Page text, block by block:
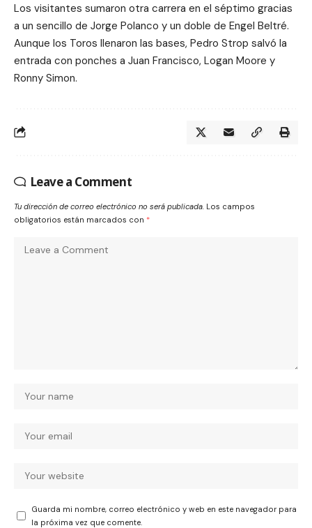
Los visitantes sumaron otra carrera en el séptimo gracias
a un sencillo de Jorge Polanco y un doble de Engel Beltré.
Aunque los Toros llenaron las bases, Pedro Strop salvó la
entrada con ponches a Juan Francisco, Logan Moore y
Ronny Simon.
Leave a Comment
Tu dirección de correo electrónico no será publicada. Los campos
obligatorios están marcados con *
Guarda mi nombre, correo electrónico y web en este navegador para
la próxima vez que comente.